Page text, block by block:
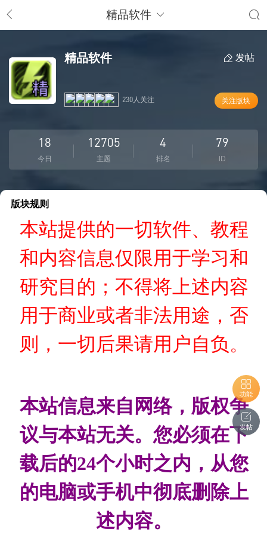
精品软件
精品软件 发帖
230人关注 关注版块
18
今日
12705
主题
4
排名
79
ID
版块规则
本站提供的一切软件、教程
和内容信息仅限用于学习和
研究目的；不得将上述内容
用于商业或者非法用途，否
则，一切后果请用户自负。
本站信息来自网络，版权争
议与本站无关。您必须在下
载后的24个小时之内，从您
的电脑或手机中彻底删除上
述内容。
功能
发帖